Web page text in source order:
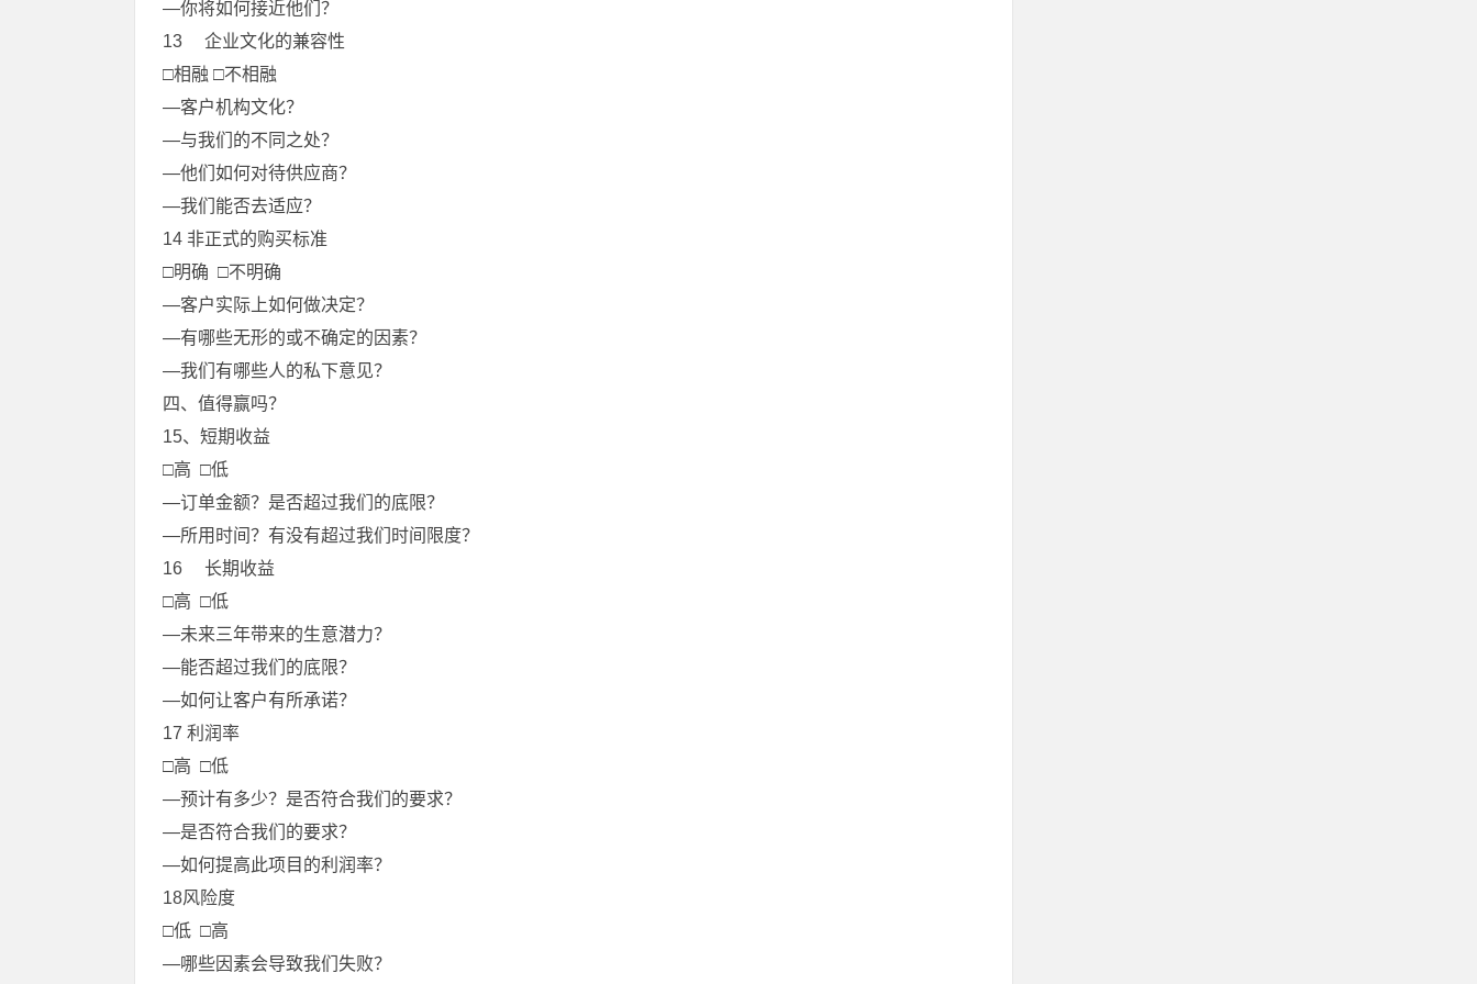
—你将如何接近他们？
13 企业文化的兼容性
□相融 □不相融
—客户机构文化？
—与我们的不同之处？
—他们如何对待供应商？
—我们能否去适应？
14 非正式的购买标准
□明确 □不明确
—客户实际上如何做决定？
—有哪些无形的或不确定的因素？
—我们有哪些人的私下意见？
四、值得赢吗？
15、短期收益
□高 □低
—订单金额？是否超过我们的底限？
—所用时间？有没有超过我们时间限度？
16 长期收益
□高 □低
—未来三年带来的生意潜力？
—能否超过我们的底限？
—如何让客户有所承诺？
17 利润率
□高 □低
—预计有多少？是否符合我们的要求？
—是否符合我们的要求？
—如何提高此项目的利润率？
18风险度
□低 □高
—哪些因素会导致我们失败？